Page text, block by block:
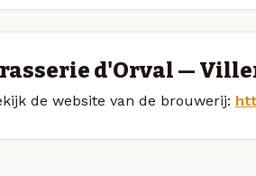
d'Orval —
de website van de brouwerij: